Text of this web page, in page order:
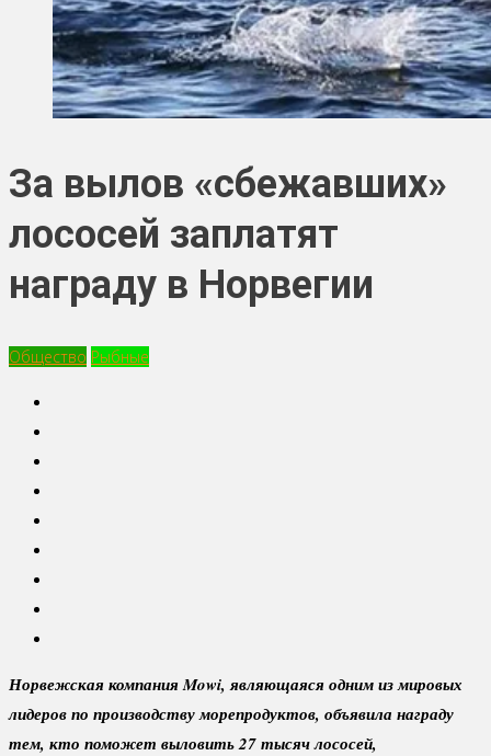
За вылов «сбежавших»
лососей заплатят
награду в Норвегии
Общество Рыбные
Норвежская компания Mowi, являющаяся одним из мировых
лидеров по производству морепродуктов, объявила награду
тем, кто поможет выловить 27 тысяч лососей,